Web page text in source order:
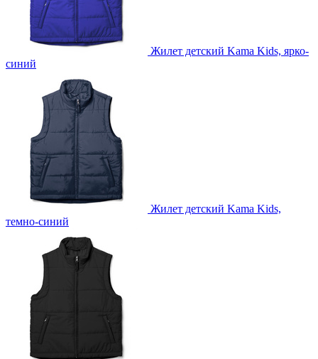
Жилет детский Kama Kids, ярко-
синий
Жилет детский Kama Kids,
темно-синий